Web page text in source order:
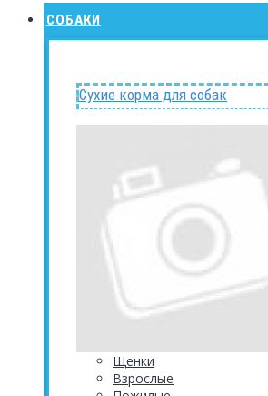
СОБАКИ
Сухие корма для собак
Щенки
Взрослые